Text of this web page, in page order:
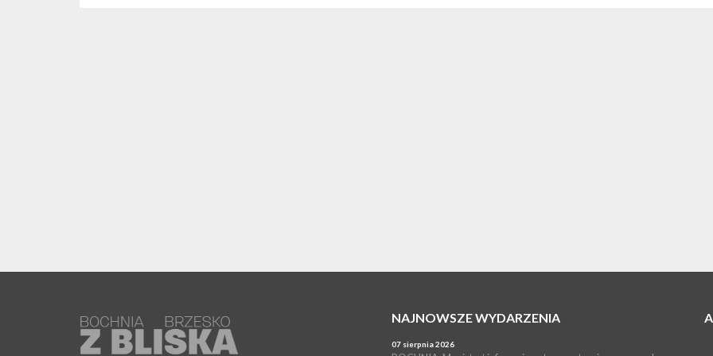
NAJNOWSZE WYDARZENIA
07 sierpnia 2026